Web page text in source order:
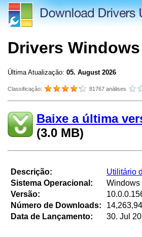
Drivers Windows
Última Atualização: 05. August 2026
Classificação: 81767 análises
Baixe a última
(3.0 MB)
Descrição:
Sistema Operacional:
Versão:
Número de Downloads:
Data de Lançamento:
Utilitário
Windows
30. Jul